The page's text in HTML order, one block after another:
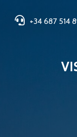
+34 687 514